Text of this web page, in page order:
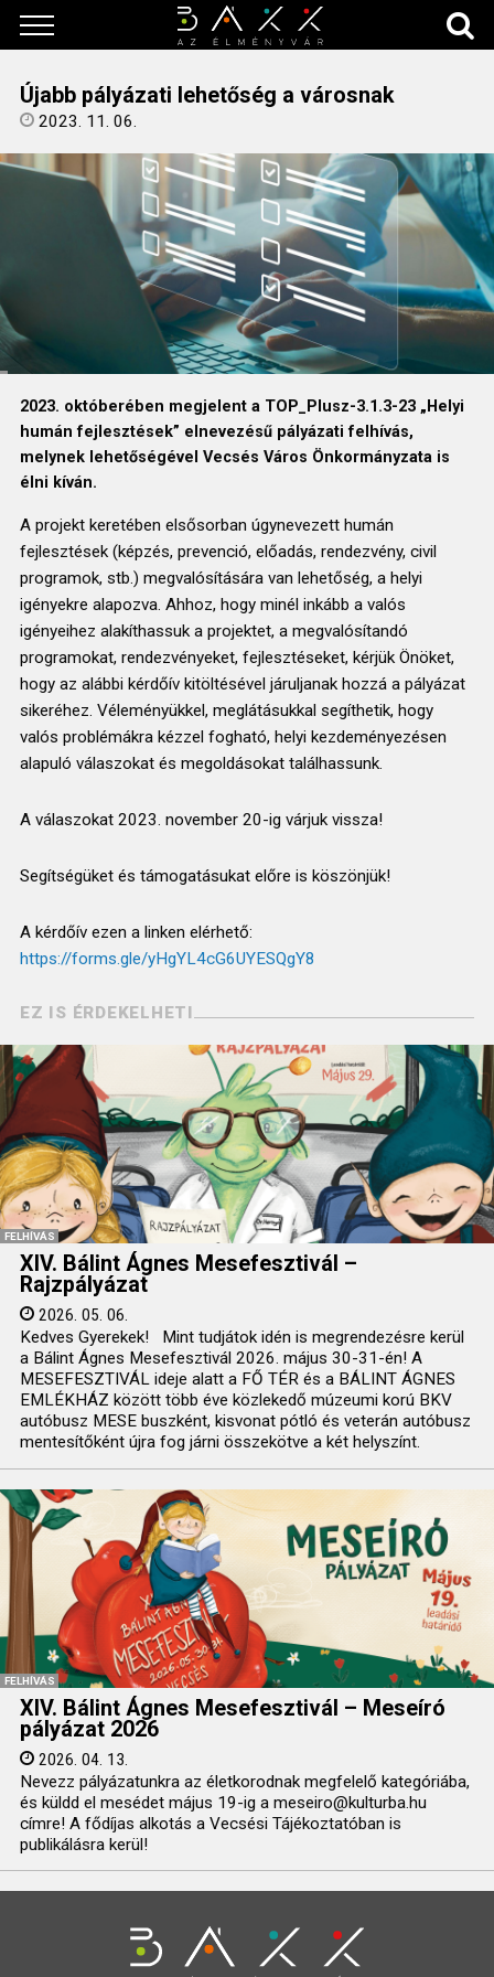
Újabb pályázati lehetőség a városnak
2023. 11. 06.
2023. októberében megjelent a TOP_Plusz-3.1.3-23 „Helyi
humán fejlesztések” elnevezésű pályázati felhívás,
melynek lehetőségével Vecsés Város Önkormányzata is
élni kíván.
A projekt keretében elsősorban úgynevezett humán
fejlesztések (képzés, prevenció, előadás, rendezvény, civil
programok, stb.) megvalósítására van lehetőség, a helyi
igényekre alapozva. Ahhoz, hogy minél inkább a valós
igényeihez alakíthassuk a projektet, a megvalósítandó
programokat, rendezvényeket, fejlesztéseket, kérjük Önöket,
hogy az alábbi kérdőív kitöltésével járuljanak hozzá a pályázat
sikeréhez. Véleményükkel, meglátásukkal segíthetik, hogy
valós problémákra kézzel fogható, helyi kezdeményezésen
alapuló válaszokat és megoldásokat találhassunk.
A válaszokat 2023. november 20-ig várjuk vissza!
Segítségüket és támogatásukat előre is köszönjük!
A kérdőív ezen a linken elérhető:
https://forms.gle/yHgYL4cG6UYESQgY8
EZ IS ÉRDEKELHETI
FELHÍVÁS
XIV. Bálint Ágnes Mesefesztivál –
Rajzpályázat
2026. 05. 06.
Kedves Gyerekek! Mint tudjátok idén is megrendezésre kerül
a Bálint Ágnes Mesefesztivál 2026. május 30-31-én! A
MESEFESZTIVÁL ideje alatt a FŐ TÉR és a BÁLINT ÁGNES
EMLÉKHÁZ között több éve közlekedő múzeumi korú BKV
autóbusz MESE buszként, kisvonat pótló és veterán autóbusz
mentesítőként újra fog járni összekötve a két helyszínt.
FELHÍVÁS
XIV. Bálint Ágnes Mesefesztivál – Meseíró
pályázat 2026
2026. 04. 13.
Nevezz pályázatunkra az életkorodnak megfelelő kategóriába,
és küldd el mesédet május 19-ig a meseiro@kulturba.hu
címre! A fődíjas alkotás a Vecsési Tájékoztatóban is
publikálásra kerül!